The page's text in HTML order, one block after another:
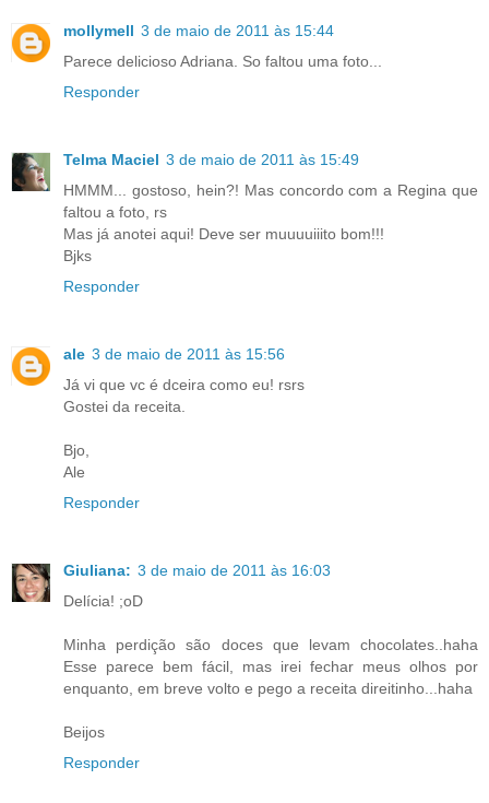
mollymell 3 de maio de 2011 às 15:44
Parece delicioso Adriana. So faltou uma foto...
Responder
Telma Maciel 3 de maio de 2011 às 15:49
HMMM... gostoso, hein?! Mas concordo com a Regina que
faltou a foto, rs
Mas já anotei aqui! Deve ser muuuuiiito bom!!!
Bjks
Responder
ale 3 de maio de 2011 às 15:56
Já vi que vc é dceira como eu! rsrs
Gostei da receita.
Bjo,
Ale
Responder
Giuliana: 3 de maio de 2011 às 16:03
Delícia! ;oD
Minha perdição são doces que levam chocolates..haha
Esse parece bem fácil, mas irei fechar meus olhos por
enquanto, em breve volto e pego a receita direitinho...haha
Beijos
Responder